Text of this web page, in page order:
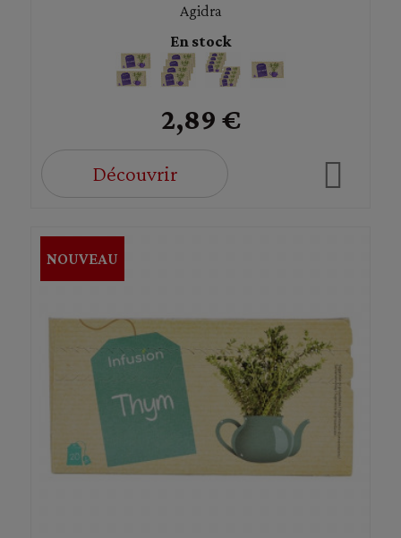
Agidra
En stock
2,89 €
Découvrir
NOUVEAU